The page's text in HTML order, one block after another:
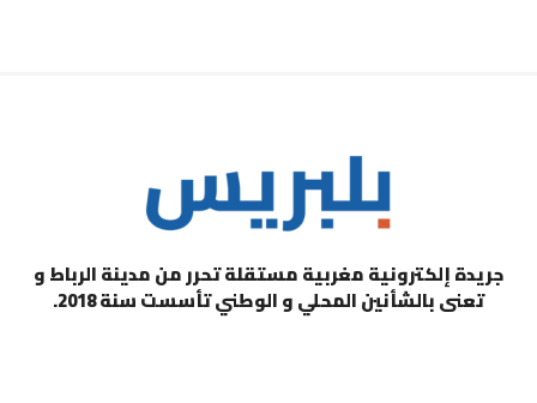
جريدة إلكترونية مغربية مستقلة تحرر من مدينة الرباط و
تعنى بالشأنين المحلي و الوطني تأسست سنة 2018.